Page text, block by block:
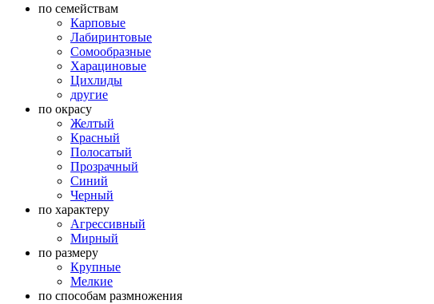
по семействам
Карповые
Лабиринтовые
Сомообразные
Харациновые
Цихлиды
другие
по окрасу
Желтый
Красный
Полосатый
Прозрачный
Синий
Черный
по характеру
Агрессивный
Мирный
по размеру
Крупные
Мелкие
по способам размножения